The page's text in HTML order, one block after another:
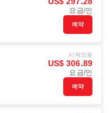
요금/인
예약
시작으로
US$ 306.89
요금/인
예약